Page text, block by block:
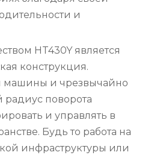
и
HT430Y является
конструкция.
машины и чрезвычайно
поворота
и управлять в
Будь то работа на
инфраструктуры или